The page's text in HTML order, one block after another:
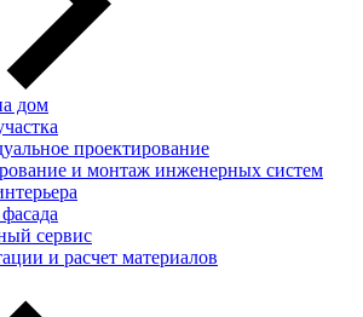
дом
проектирование
и монтаж инженерных систем
сервис
и расчет материалов